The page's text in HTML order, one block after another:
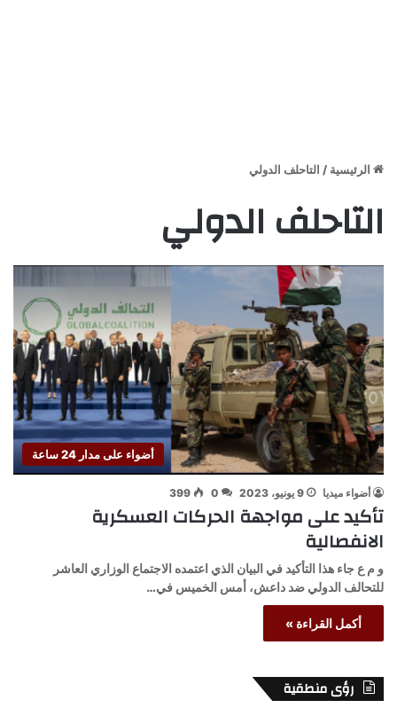
الرئيسية / التاحلف الدولي
التاحلف الدولي
أضواء على مدار 24 ساعة
أضواء ميديا 9 يونيو، 2023 0
399
تأكيد على مواجهة الحركات العسكرية
الانفصالية
و م ع جاء هذا التأكيد في البيان الذي اعتمده الاجتماع الوزاري العاشر
للتحالف الدولي ضد داعش، أمس الخميس في…
أكمل القراءة »
رؤى منطقية